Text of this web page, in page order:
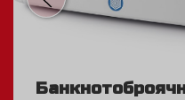
Детектор за